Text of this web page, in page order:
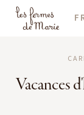
Vacances